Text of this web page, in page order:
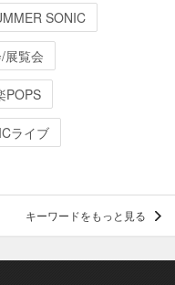
SONIC
展覧会
POPS
ライブ
キーワードをもっと見る